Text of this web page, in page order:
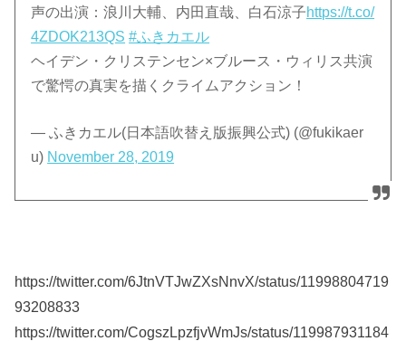
声の出演：浪川大輔、内田直哉、白石涼子https://t.co/
4ZDOK213QS #ふきカエル
ヘイデン・クリステンセン×ブルース・ウィリス共演
で驚愕の真実を描くクライムアクション！
— ふきカエル(日本語吹替え版振興公式) (@fukikaer
u) November 28, 2019
https://twitter.com/6JtnVTJwZXsNnvX/status/11998804719
93208833
https://twitter.com/CogszLpzfjvWmJs/status/119987931184